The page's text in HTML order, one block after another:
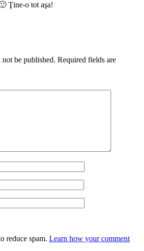
Ţine-o tot aşa!
be published. Required fields are
reduce spam. Learn how your comment